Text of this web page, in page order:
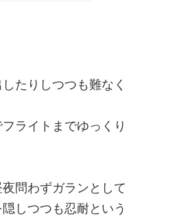
たりしつつも難なく
ライトまでゆっくり
問わずガランとして
しつつも忍耐という